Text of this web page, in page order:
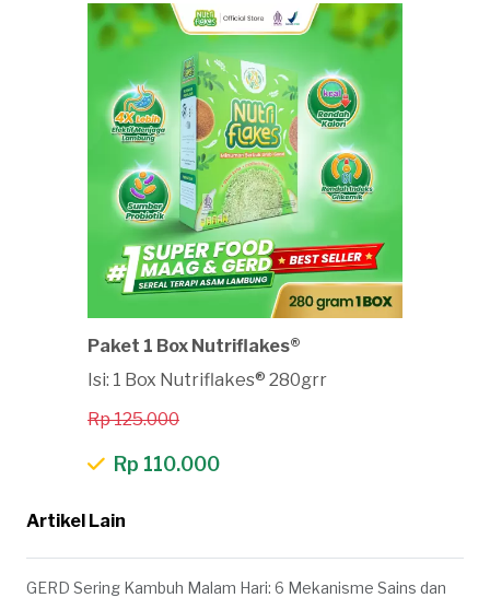
Paket 1 Box Nutriflakes®
Isi: 1 Box Nutriflakes® 280grr
Rp 125.000
Rp 110.000
Artikel Lain
GERD Sering Kambuh Malam Hari: 6 Mekanisme Sains dan